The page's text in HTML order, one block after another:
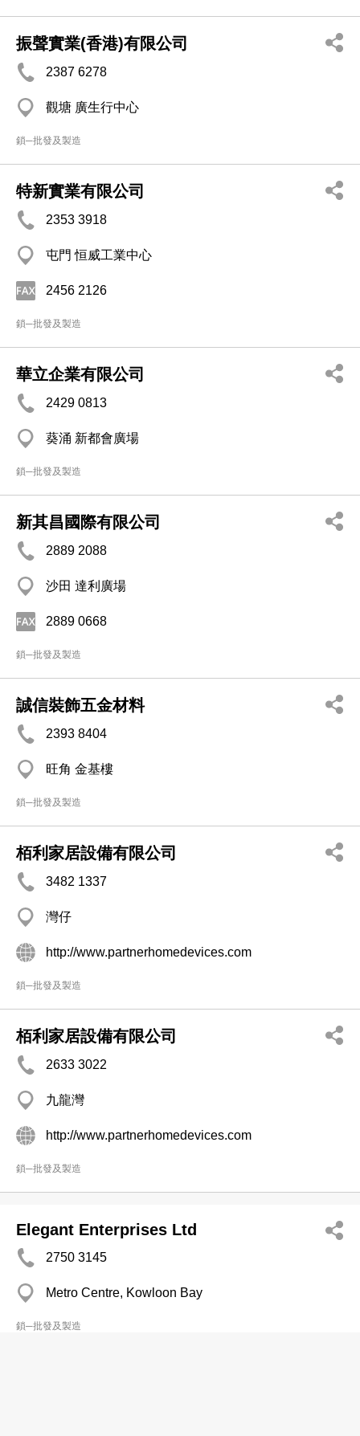
振聲實業(香港)有限公司
2387 6278
觀塘 廣生行中心
鎖─批發及製造
特新實業有限公司
2353 3918
屯門 恒威工業中心
2456 2126
鎖─批發及製造
華立企業有限公司
2429 0813
葵涌 新都會廣場
鎖─批發及製造
新其昌國際有限公司
2889 2088
沙田 達利廣場
2889 0668
鎖─批發及製造
誠信裝飾五金材料
2393 8404
旺角 金基樓
鎖─批發及製造
栢利家居設備有限公司
3482 1337
灣仔
http://www.partnerhomedevices.com
鎖─批發及製造
栢利家居設備有限公司
2633 3022
九龍灣
http://www.partnerhomedevices.com
鎖─批發及製造
Elegant Enterprises Ltd
2750 3145
Metro Centre, Kowloon Bay
鎖─批發及製造